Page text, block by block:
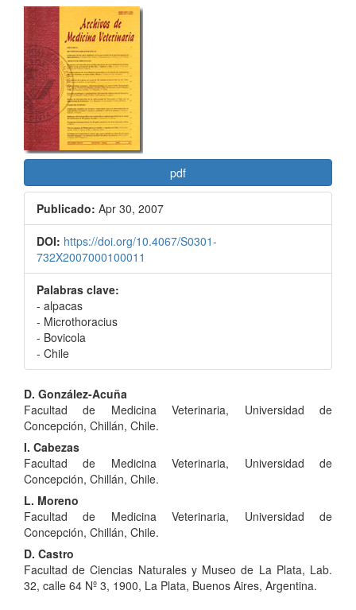
Barra
lateral
del
artículo
pdf
Publicado: Apr 30, 2007
DOI: https://doi.org/10.4067/S0301-
732X2007000100011
Palabras clave:
- alpacas
- Microthoracius
- Bovicola
- Chile
Contenido
principal
del
artículo
D. González-Acuña
Facultad de Medicina Veterinaria, Universidad de
Concepción, Chillán, Chile.
I. Cabezas
Facultad de Medicina Veterinaria, Universidad de
Concepción, Chillán, Chile.
L. Moreno
Facultad de Medicina Veterinaria, Universidad de
Concepción, Chillán, Chile.
D. Castro
Facultad de Ciencias Naturales y Museo de La Plata, Lab.
32, calle 64 Nº 3, 1900, La Plata, Buenos Aires, Argentina.